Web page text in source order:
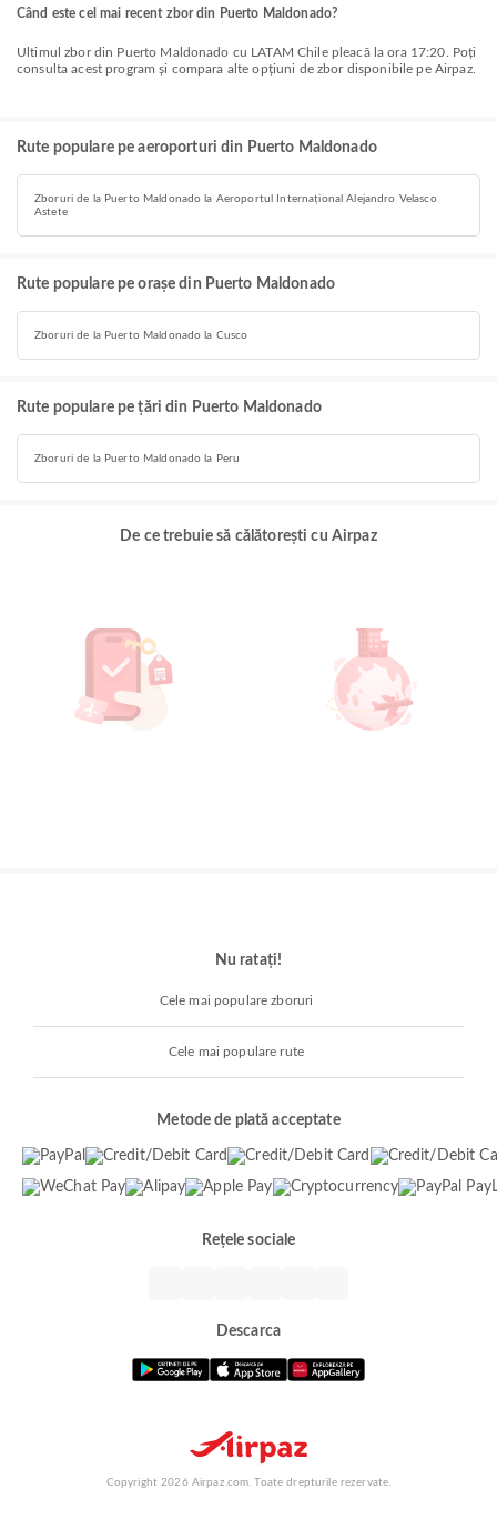
Când este cel mai recent zbor din Puerto Maldonado?
Ultimul zbor din Puerto Maldonado cu LATAM Chile pleacă la ora 17:20. Poți
consulta acest program și compara alte opțiuni de zbor disponibile pe Airpaz.
Rute populare pe aeroporturi din Puerto Maldonado
Zboruri de la Puerto Maldonado la Aeroportul Internațional Alejandro Velasco
Astete
Rute populare pe orașe din Puerto Maldonado
Zboruri de la Puerto Maldonado la Cusco
Rute populare pe țări din Puerto Maldonado
Zboruri de la Puerto Maldonado la Peru
De ce trebuie să călătorești cu Airpaz
Nu ratați!
Cele mai populare zboruri
Cele mai populare rute
Metode de plată acceptate
Rețele sociale
Descarca
Copyright 2026 Airpaz.com. Toate drepturile rezervate.